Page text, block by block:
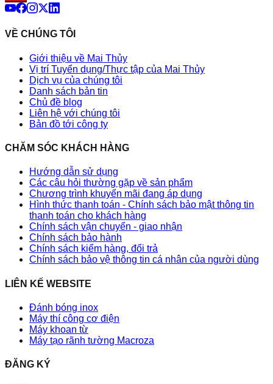
VỀ CHÚNG TÔI
Giới thiệu về Mai Thủy
Vị trí Tuyển dụng/Thực tập của Mai Thủy
Dịch vụ của chúng tôi
Danh sách bản tin
Chủ đề blog
Liên hệ với chúng tôi
Bản đồ tới công ty
CHĂM SÓC KHÁCH HÀNG
Hướng dẫn sử dụng
Các câu hỏi thường gặp về sản phẩm
Chương trình khuyến mãi đang áp dụng
Hình thức thanh toán - Chính sách bảo mật thông tin
thanh toán cho khách hàng
Chính sách vận chuyển - giao nhận
Chính sách bảo hành
Chính sách kiểm hàng, đổi trả
Chính sách bảo vệ thông tin cá nhân của người dùng
LIÊN KẾ WEBSITE
Đánh bóng inox
Máy thí công cơ điện
Máy khoan từ
Máy tạo rãnh tường Macroza
ĐĂNG KÝ